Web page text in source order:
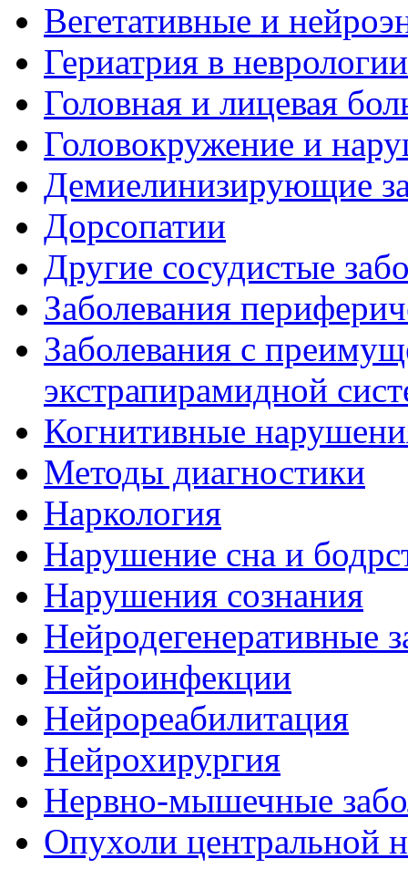
Вегетативные и
Гериатрия в неврологии
Головная и лицевая
Головокружение и
Демиелинизирующие
Дорсопатии
Другие сосудистые
Заболевания
Заболевания с
экстрапирамидной
Когнитивные
Методы диагностики
Наркология
Нарушение сна и
Нарушения сознания
Нейродегенеративные
Нейроинфекции
Нейрореабилитация
Нейрохирургия
Нервно-мышечные
Опухоли центральной